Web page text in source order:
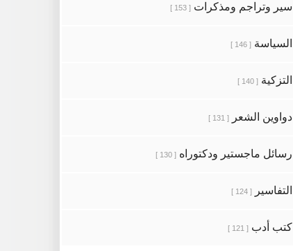
سير وتراجم ومذكرات [ 153 ]
السياسة [ 146 ]
التزكية [ 140 ]
دواوين الشعر [ 131 ]
رسائل ماجستير ودكتوراه [ 130 ]
التفاسير [ 124 ]
كتب أدب [ 121 ]